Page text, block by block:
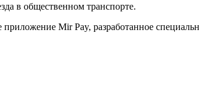
в общественном транспорте.
Mir Pay, разработанное